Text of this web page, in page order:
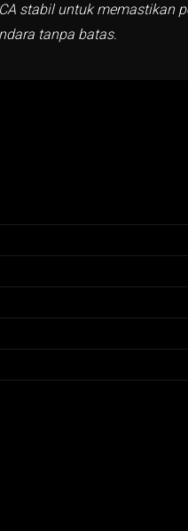
stabil untuk memastikan
tanpa batas.